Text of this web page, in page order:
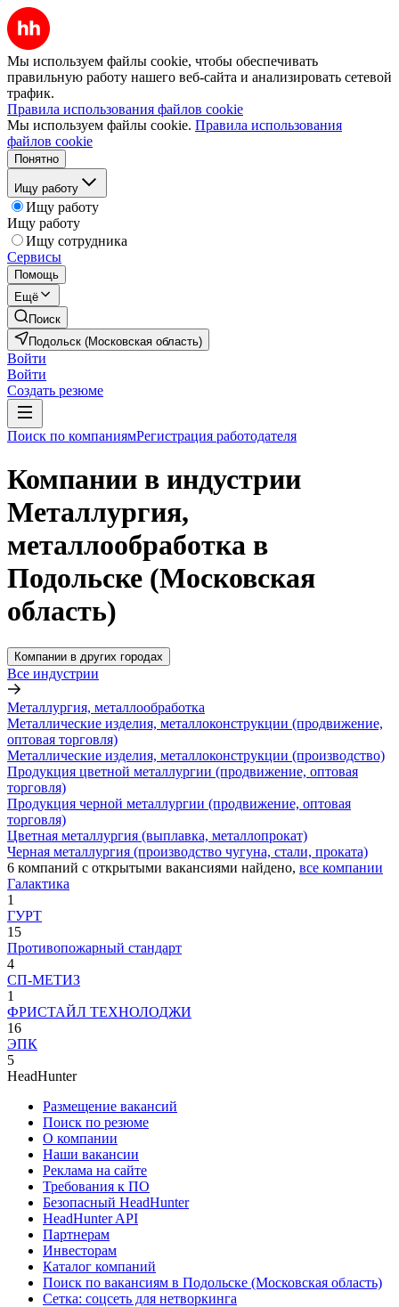
Мы используем файлы cookie, чтобы обеспечивать
правильную работу нашего веб-сайта и анализировать сетевой
трафик.
Правила использования файлов cookie
Мы используем файлы cookie. Правила использования
файлов cookie
Понятно
Ищу работу
Ищу работу
Ищу работу
Ищу сотрудника
Сервисы
Помощь
Ещё
Поиск
Подольск (Московская область)
Войти
Войти
Создать резюме
Поиск по компаниямРегистрация работодателя
Компании в индустрии
Металлургия,
металлообработка в
Подольске (Московская
область)
Компании в других городах
Все индустрии
Металлургия, металлообработка
Металлические изделия, металлоконструкции (продвижение,
оптовая торговля)
Металлические изделия, металлоконструкции (производство)
Продукция цветной металлургии (продвижение, оптовая
торговля)
Продукция черной металлургии (продвижение, оптовая
торговля)
Цветная металлургия (выплавка, металлопрокат)
Черная металлургия (производство чугуна, стали, проката)
6 компаний с открытыми вакансиями найдено, все компании
Галактика
1
ГУРТ
15
Противопожарный стандарт
4
СП-МЕТИЗ
1
ФРИСТАЙЛ ТЕХНОЛОДЖИ
16
ЭПК
5
HeadHunter
Размещение вакансий
Поиск по резюме
О компании
Наши вакансии
Реклама на сайте
Требования к ПО
Безопасный HeadHunter
HeadHunter API
Партнерам
Инвесторам
Каталог компаний
Поиск по вакансиям в Подольске (Московская область)
Сетка: соцсеть для нетворкинга